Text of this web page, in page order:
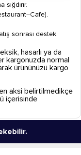
sonrası destek.
hasarlı ya da
kargonuzda normal
ürününüzü kargo
aksi belirtilmedikçe
içerisinde